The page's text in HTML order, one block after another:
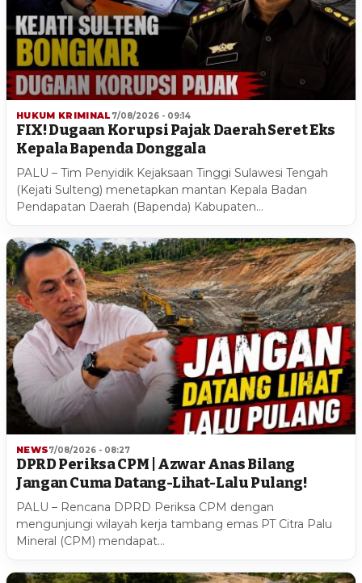
HUKUM KRIMINAL 7/08/2026 - 09:14
FIX! Dugaan Korupsi Pajak Daerah Seret Eks
Kepala Bapenda Donggala
PALU – Tim Penyidik Kejaksaan Tinggi Sulawesi Tengah
(Kejati Sulteng) menetapkan mantan Kepala Badan
Pendapatan Daerah (Bapenda) Kabupaten…
NEWS7/08/2026 - 08:27
DPRD Periksa CPM | Azwar Anas Bilang
Jangan Cuma Datang-Lihat-Lalu Pulang!
PALU – Rencana DPRD Periksa CPM dengan
mengunjungi wilayah kerja tambang emas PT Citra Palu
Mineral (CPM) mendapat…